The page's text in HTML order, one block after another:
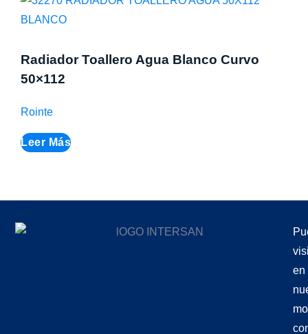
Radiador Toallero Agua Blanco Curvo
50×112
Rointe
Leer Más
en